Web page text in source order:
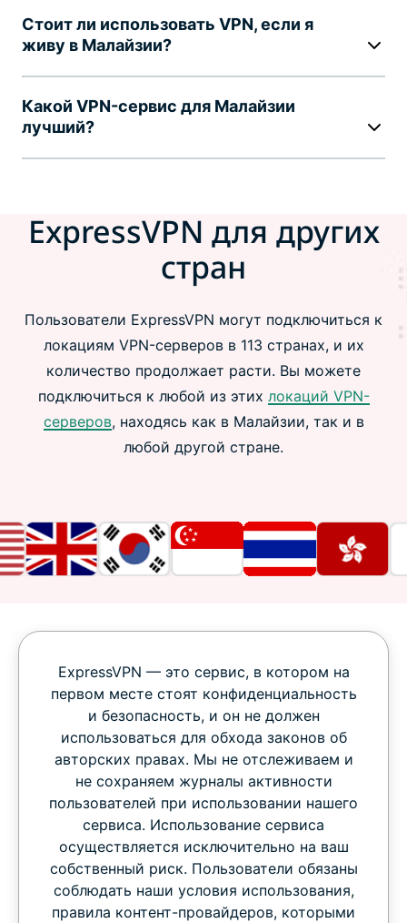
Стоит ли использовать VPN, если я
живу в Малайзии?
Какой VPN-сервис для Малайзии
лучший?
ExpressVPN для других
стран
Пользователи ExpressVPN могут подключиться к
локациям VPN-серверов в 113 странах, и их
количество продолжает расти. Вы можете
подключиться к любой из этих локаций VPN-
серверов, находясь как в Малайзии, так и в
любой другой стране.
ExpressVPN — это сервис, в котором на
первом месте стоят конфиденциальность
и безопасность, и он не должен
использоваться для обхода законов об
авторских правах. Мы не отслеживаем и
не сохраняем журналы активности
пользователей при использовании нашего
сервиса. Использование сервиса
осуществляется исключительно на ваш
собственный риск. Пользователи обязаны
соблюдать наши условия использования,
правила контент-провайдеров, которыми